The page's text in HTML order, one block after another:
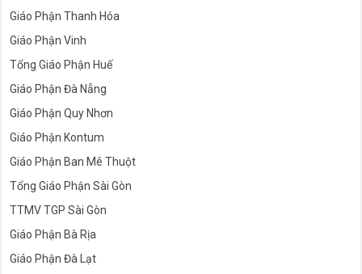
Giáo Phận Thanh Hóa
Giáo Phận Vinh
Tổng Giáo Phận Huế
Giáo Phận Đà Nẵng
Giáo Phận Quy Nhơn
Giáo Phận Kontum
Giáo Phận Ban Mê Thuột
Tổng Giáo Phận Sài Gòn
TTMV TGP Sài Gòn
Giáo Phận Bà Rịa
Giáo Phận Đà Lạt